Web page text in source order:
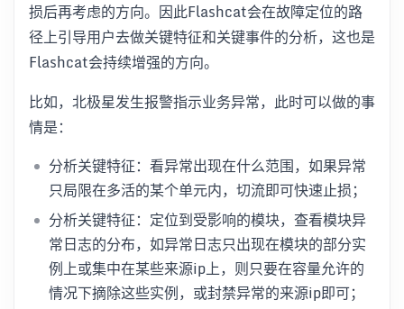
损后再考虑的方向。因此Flashcat会在故障定位的路
径上引导用户去做关键特征和关键事件的分析，这也是
Flashcat会持续增强的方向。
比如，北极星发生报警指示业务异常，此时可以做的事
情是：
分析关键特征：看异常出现在什么范围，如果异常
只局限在多活的某个单元内，切流即可快速止损；
分析关键特征：定位到受影响的模块，查看模块异
常日志的分布，如异常日志只出现在模块的部分实
例上或集中在某些来源ip上，则只要在容量允许的
情况下摘除这些实例，或封禁异常的来源ip即可；